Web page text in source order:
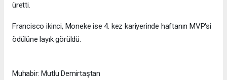
üretti.
Francisco ikinci, Moneke ise 4. kez kariyerinde haftanın MVP'si
ödülüne layık görüldü.
Muhabir: Mutlu Demirtaştan